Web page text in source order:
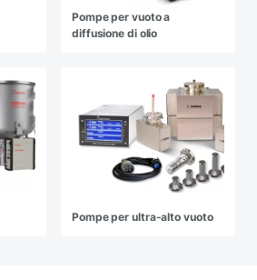
Pompe per vuoto a
diffusione di olio
Pompe per ultra-alto vuoto